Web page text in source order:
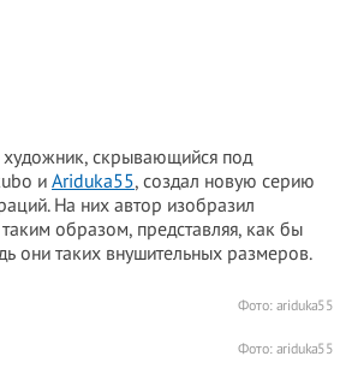
художник, скрывающийся под
и Ariduka55, создал новую серию
На них автор изобразил
образом, представляя, как бы
они таких внушительных размеров.
Фото: ariduka55
Фото: ariduka55